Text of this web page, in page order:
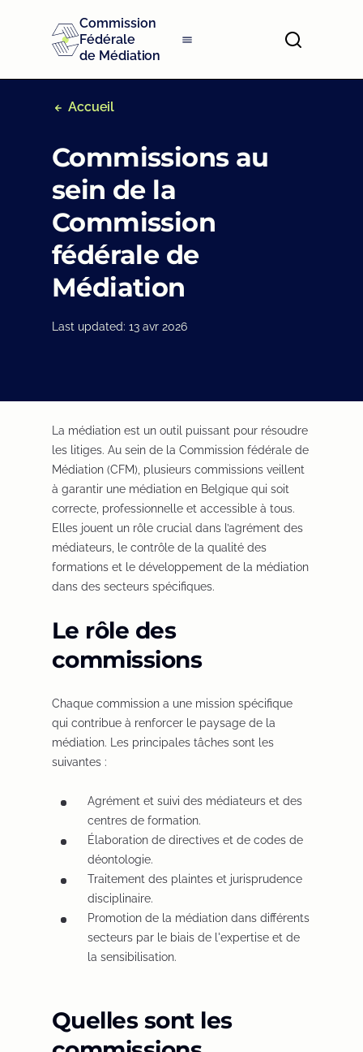
Commission
Fédérale
de Médiation
Accueil
Commissions au
sein de la
Commission
fédérale de
Médiation
Last updated: 13 avr 2026
La médiation est un outil puissant pour résoudre
les litiges. Au sein de la Commission fédérale de
Médiation (CFM), plusieurs commissions veillent
à garantir une médiation en Belgique qui soit
correcte, professionnelle et accessible à tous.
Elles jouent un rôle crucial dans l’agrément des
médiateurs, le contrôle de la qualité des
formations et le développement de la médiation
dans des secteurs spécifiques.
Le rôle des
commissions
Chaque commission a une mission spécifique
qui contribue à renforcer le paysage de la
médiation. Les principales tâches sont les
suivantes :
Agrément et suivi des médiateurs et des
centres de formation.
Élaboration de directives et de codes de
déontologie.
Traitement des plaintes et jurisprudence
disciplinaire.
Promotion de la médiation dans différents
secteurs par le biais de l'expertise et de
la sensibilisation.
Quelles sont les